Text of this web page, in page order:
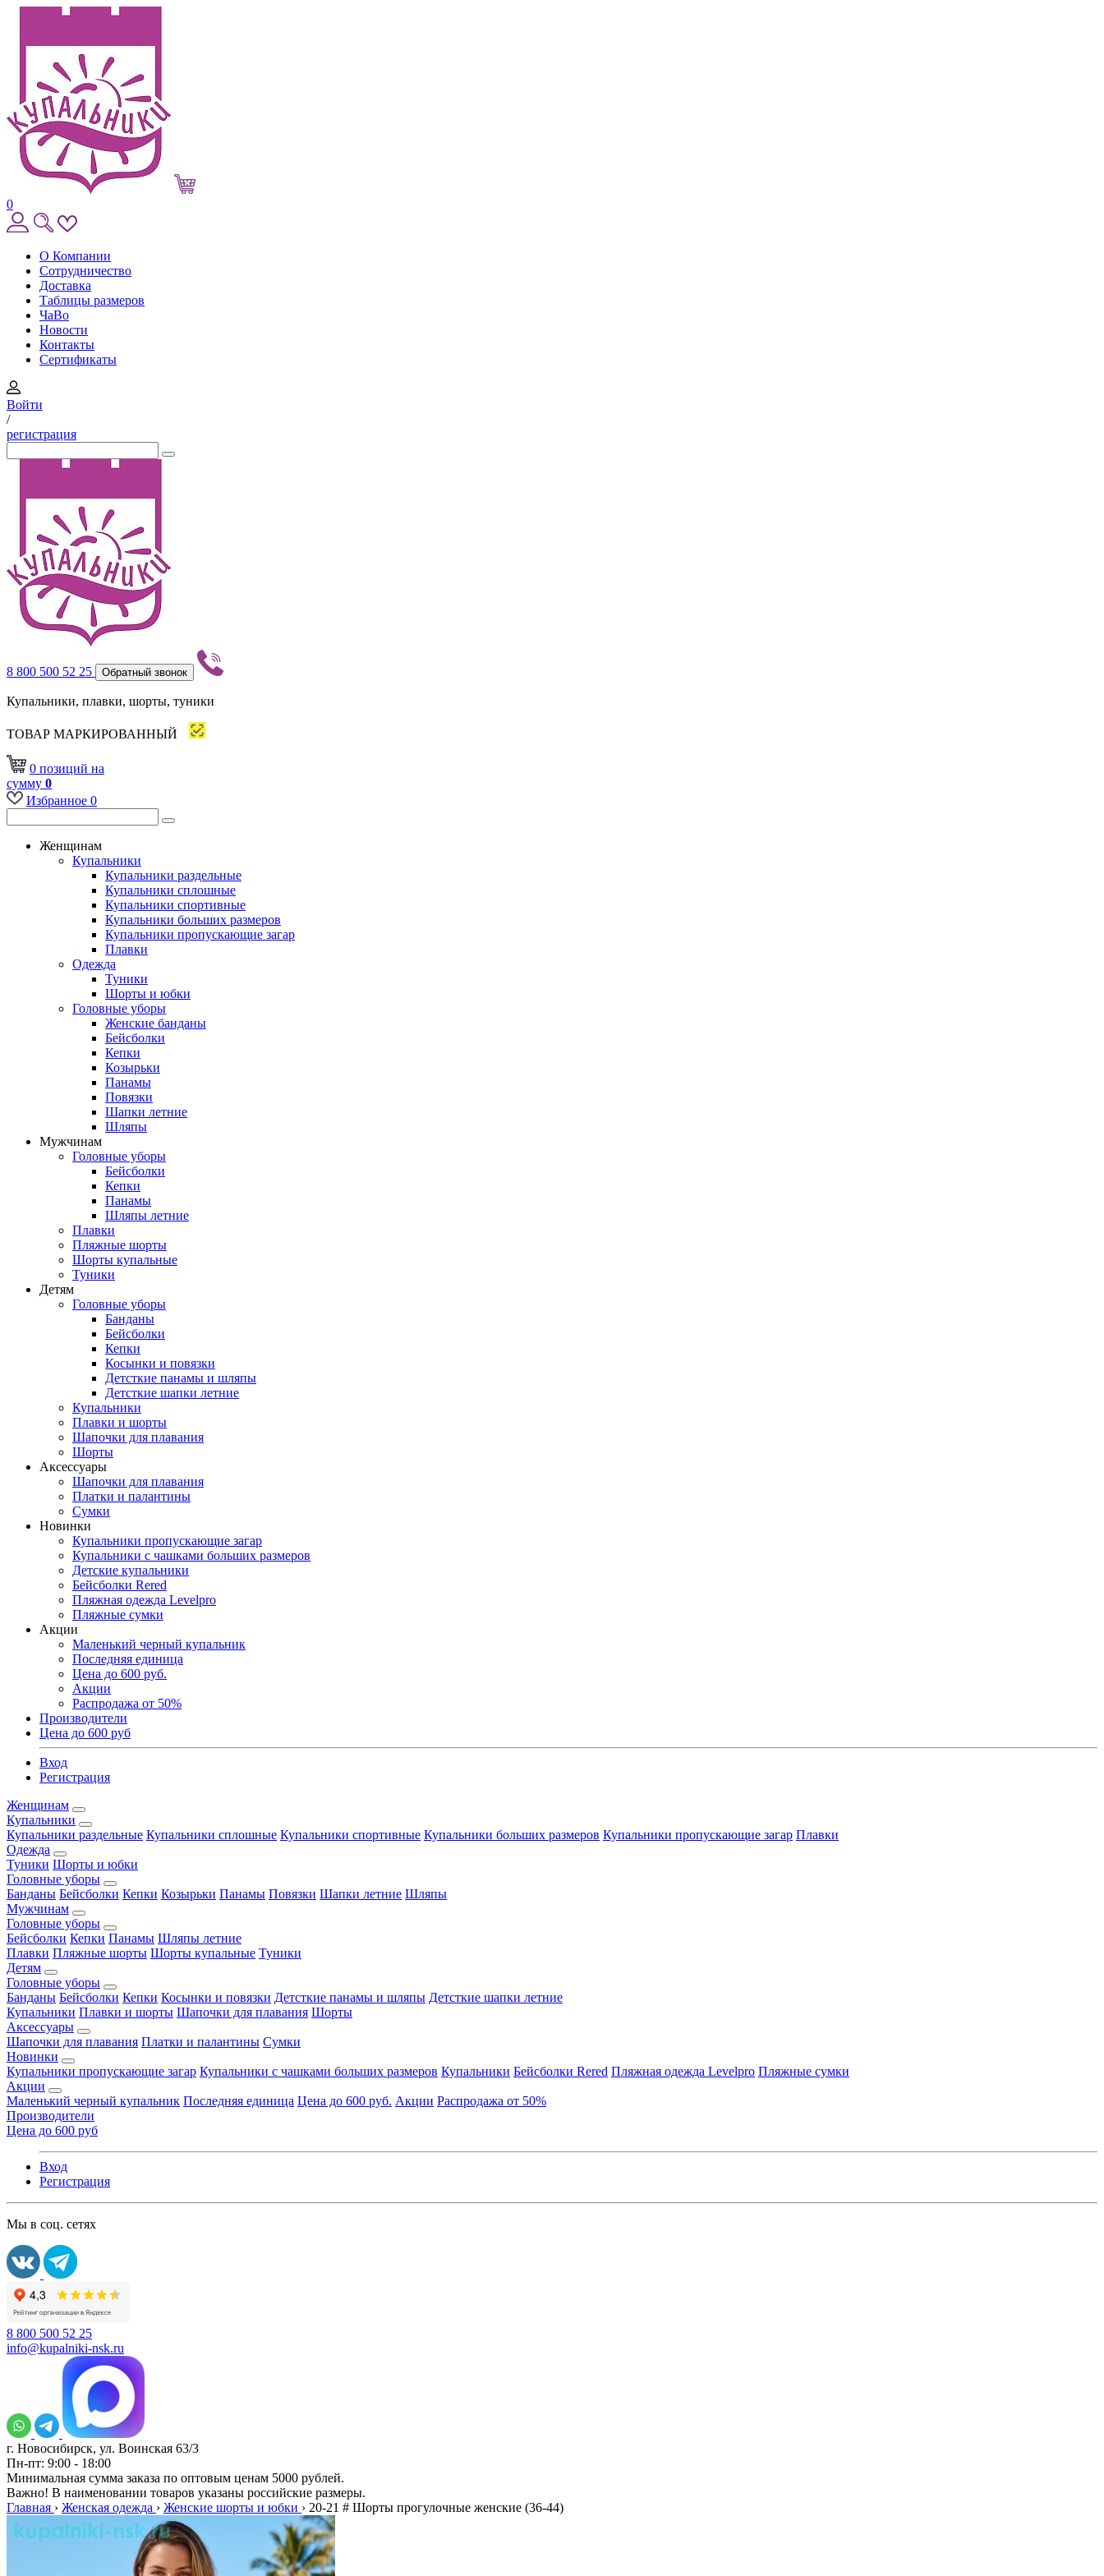
0
О Компании
Сотрудничество
Доставка
Таблицы размеров
ЧаВо
Новости
Контакты
Сертификаты
Войти
/
регистрация
8 800 500 52 25 Обратный звонок
Купальники, плавки, шорты, туники
ТОВАР МАРКИРОВАННЫЙ
0 позиций на
сумму 0
Избранное 0
Женщинам
Купальники
Купальники раздельные
Купальники сплошные
Купальники спортивные
Купальники больших размеров
Купальники пропускающие загар
Плавки
Одежда
Туники
Шорты и юбки
Головные уборы
Женские банданы
Бейсболки
Кепки
Козырьки
Панамы
Повязки
Шапки летние
Шляпы
Мужчинам
Головные уборы
Бейсболки
Кепки
Панамы
Шляпы летние
Плавки
Пляжные шорты
Шорты купальные
Туники
Детям
Головные уборы
Банданы
Бейсболки
Кепки
Косынки и повязки
Детсткие панамы и шляпы
Детсткие шапки летние
Купальники
Плавки и шорты
Шапочки для плавания
Шорты
Аксессуары
Шапочки для плавания
Платки и палантины
Сумки
Новинки
Купальники пропускающие загар
Купальники с чашками больших размеров
Детские купальники
Бейсболки Rered
Пляжная одежда Levelpro
Пляжные сумки
Акции
Маленький черный купальник
Последняя единица
Цена до 600 руб.
Акции
Распродажа от 50%
Производители
Цена до 600 руб
Вход
Регистрация
Женщинам
Купальники
Купальники раздельные Купальники сплошные Купальники спортивные Купальники больших размеров Купальники пропускающие загар Плавки
Одежда
Туники Шорты и юбки
Головные уборы
Банданы Бейсболки Кепки Козырьки Панамы Повязки Шапки летние Шляпы
Мужчинам
Головные уборы
Бейсболки Кепки Панамы Шляпы летние
Плавки Пляжные шорты Шорты купальные Туники
Детям
Головные уборы
Банданы Бейсболки Кепки Косынки и повязки Детсткие панамы и шляпы Детсткие шапки летние
Купальники Плавки и шорты Шапочки для плавания Шорты
Аксессуары
Шапочки для плавания Платки и палантины Сумки
Новинки
Купальники пропускающие загар Купальники с чашками больших размеров Купальники Бейсболки Rered Пляжная одежда Levelpro Пляжные сумки
Акции
Маленький черный купальник Последняя единица Цена до 600 руб. Акции Распродажа от 50%
Производители
Цена до 600 руб
Вход
Регистрация
Мы в соц. сетях
8 800 500 52 25
info@kupalniki-nsk.ru
г. Новосибирск, ул. Воинская 63/3
Пн-пт: 9:00 - 18:00
Минимальная сумма заказа по оптовым ценам 5000 рублей.
Важно! В наименовании товаров указаны российские размеры.
Главная › Женская одежда › Женские шорты и юбки › 20-21 # Шорты прогулочные женские (36-44)